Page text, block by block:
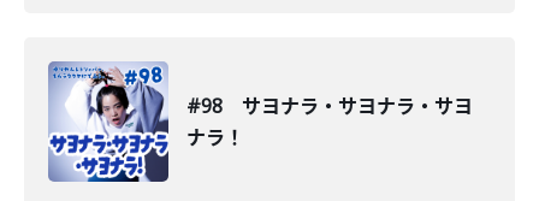
#98 サヨナラ・サヨナラ・サヨ
ナラ！